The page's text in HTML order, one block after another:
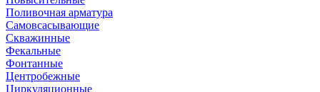
Поливочная арматура
Самовсасывающие
Скважинные
Фекальные
Фонтанные
Центробежные
Циркуляционные